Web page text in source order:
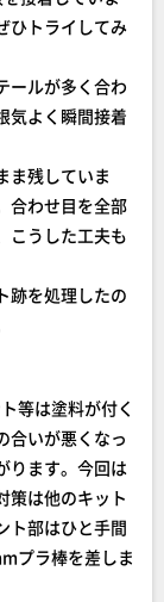
ひトライしてみ
ールが多く合わ
気よく瞬間接着
ま残していま
合わせ目を全部
こうした工夫も
跡を処理したの
等は塗料が付く
合いが悪くなっ
ります。今回は
策は他のキット
ト部はひと手間
プラ棒を差しま